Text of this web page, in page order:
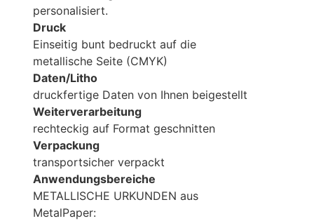
personalisiert.
Druck
Einseitig bunt bedruckt auf die
metallische Seite (CMYK)
Daten/Litho
druckfertige Daten von Ihnen beigestellt
Weiterverarbeitung
rechteckig auf Format geschnitten
Verpackung
transportsicher verpackt
Anwendungsbereiche
METALLISCHE URKUNDEN aus
MetalPaper: